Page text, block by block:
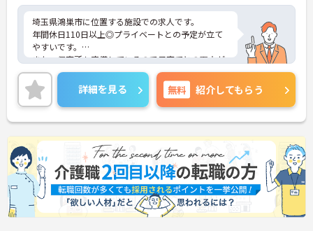
埼玉県鴻巣市に位置する施設での求人です。
年間休日110日以上◎プライベートとの予定が立て
やすいです。
また、保育所も完備しているので子育てとの両立が
可能です。
ご興味のある方はお気軽にお問い合わせください。
詳細を見る 無料 紹介してもらう